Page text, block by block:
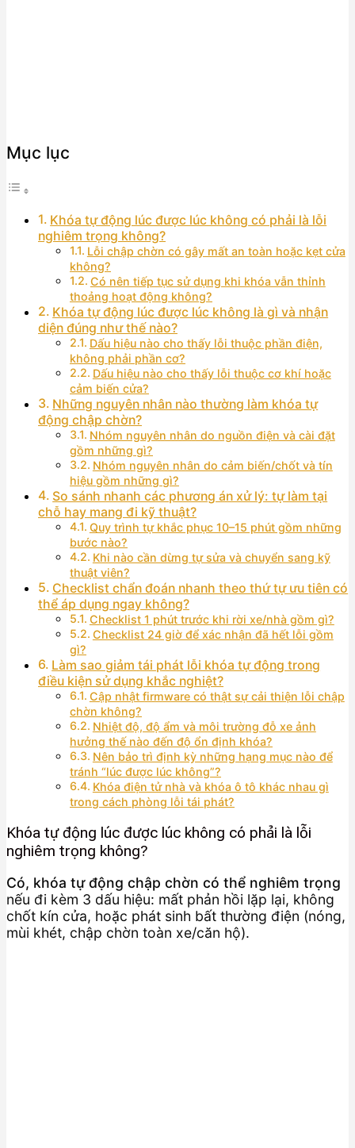
Mục lục
Khóa tự động lúc được lúc không có phải là lỗi
nghiêm trọng không?
Lỗi chập chờn có gây mất an toàn hoặc kẹt cửa
không?
Có nên tiếp tục sử dụng khi khóa vẫn thỉnh
thoảng hoạt động không?
Khóa tự động lúc được lúc không là gì và nhận
diện đúng như thế nào?
Dấu hiệu nào cho thấy lỗi thuộc phần điện,
không phải phần cơ?
Dấu hiệu nào cho thấy lỗi thuộc cơ khí hoặc
cảm biến cửa?
Những nguyên nhân nào thường làm khóa tự
động chập chờn?
Nhóm nguyên nhân do nguồn điện và cài đặt
gồm những gì?
Nhóm nguyên nhân do cảm biến/chốt và tín
hiệu gồm những gì?
So sánh nhanh các phương án xử lý: tự làm tại
chỗ hay mang đi kỹ thuật?
Quy trình tự khắc phục 10–15 phút gồm những
bước nào?
Khi nào cần dừng tự sửa và chuyển sang kỹ
thuật viên?
Checklist chẩn đoán nhanh theo thứ tự ưu tiên có
thể áp dụng ngay không?
Checklist 1 phút trước khi rời xe/nhà gồm gì?
Checklist 24 giờ để xác nhận đã hết lỗi gồm
gì?
Làm sao giảm tái phát lỗi khóa tự động trong
điều kiện sử dụng khắc nghiệt?
Cập nhật firmware có thật sự cải thiện lỗi chập
chờn không?
Nhiệt độ, độ ẩm và môi trường đỗ xe ảnh
hưởng thế nào đến độ ổn định khóa?
Nên bảo trì định kỳ những hạng mục nào để
tránh “lúc được lúc không”?
Khóa điện tử nhà và khóa ô tô khác nhau gì
trong cách phòng lỗi tái phát?
Khóa tự động lúc được lúc không có phải là lỗi
nghiêm trọng không?
Có, khóa tự động chập chờn có thể nghiêm trọng
nếu đi kèm 3 dấu hiệu: mất phản hồi lặp lại, không
chốt kín cửa, hoặc phát sinh bất thường điện (nóng,
mùi khét, chập chờn toàn xe/căn hộ).